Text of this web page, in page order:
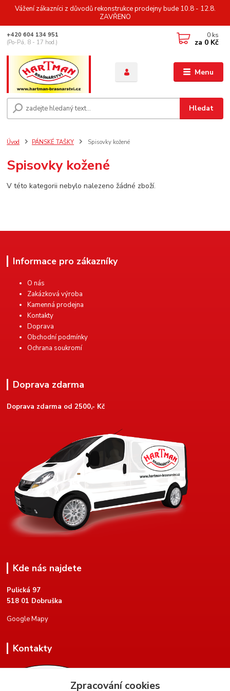
Vážení zákazníci z důvodů rekonstrukce prodejny bude 10.8 - 12.8.
ZAVŘENO
Menu
Hledat
+420 604 134 951
(Po-Pá, 8 - 17 hod.)
0 ks
za 0 Kč
Úvod PÁNSKÉ TAŠKY Spisovky kožené
Spisovky kožené
V této kategorii nebylo nalezeno žádné zboží.
Informace pro zákazníky
O nás
Zakázková výroba
Kamenná prodejna
Kontakty
Doprava
Obchodní podmínky
Ochrana soukromí
Doprava zdarma
Doprava zdarma od 2500,- Kč
Kde nás najdete
Pulická 97
518 01 Dobruška
Google Mapy
Kontakty
Zpracování cookies